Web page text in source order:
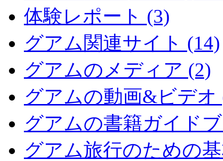
体験レポート (3)
グアム関連サイト (14)
グアムのメディア (2)
グアムの動画&ビデオ
グアムの書籍ガイド
グアム旅行のための